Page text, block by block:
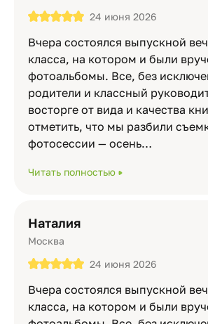
24 июня 2026
Вчера состоялся выпускной
класса, на котором и были
фотоальбомы. Все, без
родители и классный
восторге от вида и качества
отметить, что мы разбили
фотосессии — осень…
Читать полностью
Наталия
Москва
24 июня 2026
Вчера состоялся выпускной
класса, на котором и были